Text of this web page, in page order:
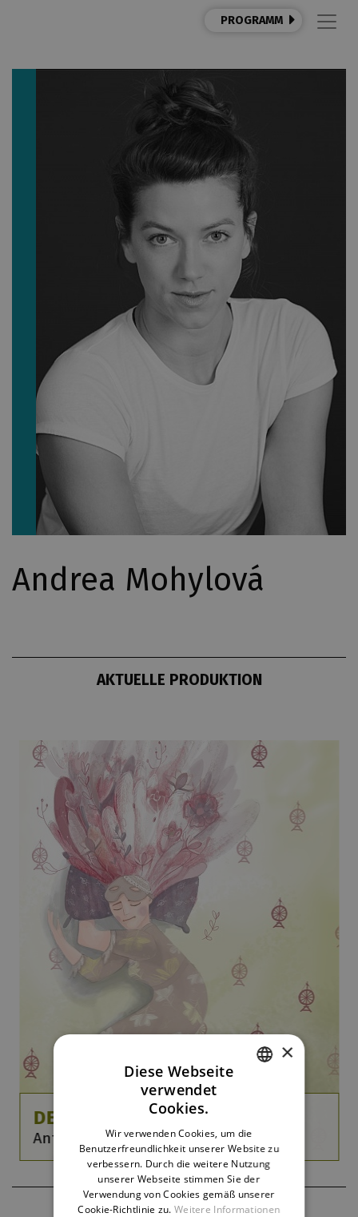
PROGRAMM
Andrea Mohylová
AKTUELLE PRODUKTION
DER BLUMENSTRAUSS
Antonín Dvořák / Richard Ševčík
GERMAN
×
Diese Webseite
verwendet
Cookies.
Wir verwenden Cookies, um die
Benutzerfreundlichkeit unserer Website zu
verbessern. Durch die weitere Nutzung
unserer Webseite stimmen Sie der
Verwendung von Cookies gemäß unserer
Cookie-Richtlinie zu. Weitere Informationen